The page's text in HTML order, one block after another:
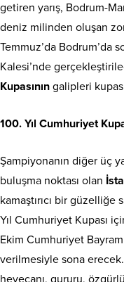
getiren yarış, Bodrum-
deniz milinden oluşan
Temmuz’da Bodrum’da
Kalesi’nde
Kupasının galipleri
100. Yıl Cumhuriyet
Şampiyonanın diğer üç
buluşma noktası olan
kamaştırıcı bir
Yıl Cumhuriyet Kupası
Ekim Cumhuriyet
verilmesiyle sona